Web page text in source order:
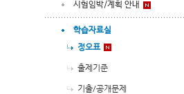
시험임박/계획 안내
학습자료실
정오표
출제기준
기출/공개문제